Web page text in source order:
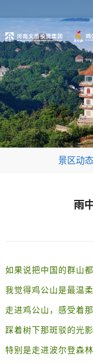
景区动态
雨
如果说把中国的群山
我觉得鸡公山是最温
走进鸡公山，感受着
踩着树下那斑驳的光
特别是走进波尔登森